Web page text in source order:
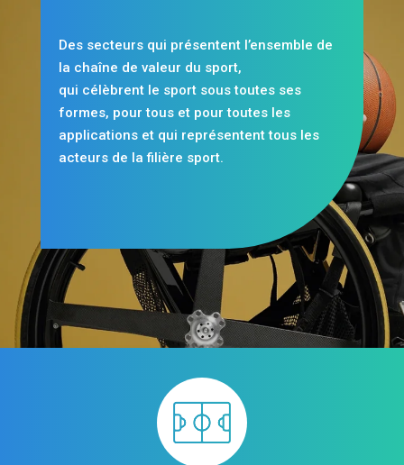
Des secteurs qui présentent l’ensemble de
la chaîne de valeur du sport,
qui célèbrent le sport sous toutes ses
formes, pour tous et pour toutes les
applications et qui représentent tous les
acteurs de la filière sport.